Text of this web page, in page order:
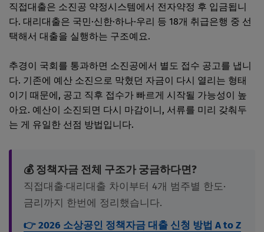
직접대출은 소진공 약정시스템에서 전자약정 후 입금됩니
다. 대리대출은 국민·신한·하나·우리 등 18개 취급은행 중 선
택해서 대출을 실행하는 구조예요.
추경이 국회를 통과하면 소진공에서 별도 접수 공고를 냅니
다. 기존에 예산 소진으로 막혔던 자금이 다시 열리는 형태
이기 때문에, 공고 직후 접수가 빠르게 시작될 가능성이 높
아요. 예산이 소진되면 다시 마감이니, 서류를 미리 갖춰두
는 게 유일한 선점 방법입니다.
💰 정책자금 전체 구조가 궁금하다면?
직접대출·대리대출 차이부터 4개 범주별 한도·
금리까지 한번에 정리했습니다.
👉 2026 소상공인 정책자금 대출 신청 방법 A to Z